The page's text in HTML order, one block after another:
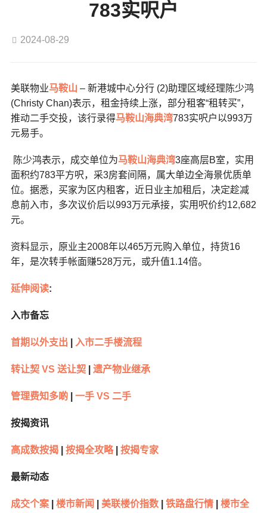
783实呎户
2024-08-29
美联物业马鞍山 – 新港城中心分行 (2)助理区域经理陈少鸿
(Christy Chan)表示，租金持续上涨，部分租客“租转买”，
推动二手交投，该行录得马鞍山海典湾783实呎户以993万
元易手。
陈少鸿表示，成交单位为马鞍山海典湾3座高层B室，实用
面积约783平方呎，采3房套间隔，属大单边全海景优质单
位。据悉，买家为区内租客，近日业主加租后，决定趁减
息前入市，多次议价后以993万元承接，实用呎价约12,682
元。
资料显示，原业主2008年以465万元购入单位，持货16
年，是次转手帐面赚528万元，或升值1.14倍。
延伸阅读:
入市备忘
首期以外支出 入市二手楼流程
转让契 VS 送让契| 遗产物业继承
管理费知多啲| 一手 VS 二手
按揭资讯
高成数按揭| 按揭全攻略| 按揭专家
最新动态
成交个案| 楼市新闻 美联楼价指数| 铁路盘行情|
楼市全